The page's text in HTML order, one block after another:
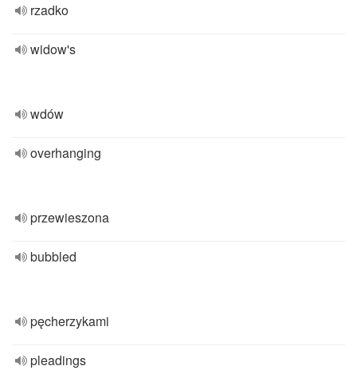
rzadko
widow's
wdów
overhanging
przewieszona
bubbled
pęcherzykami
pleadings